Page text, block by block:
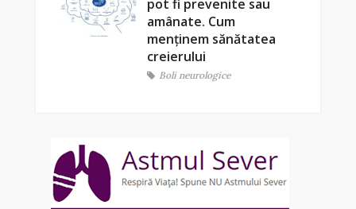
pot fi prevenite sau
amânate. Cum
menținem sănătatea
creierului
Boli neurologice